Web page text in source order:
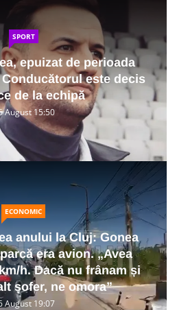
SPORT
epuizat de perioada
Conducătorul este decis
de la echipă
August 15:50
ECONOMIC
anului la Cluj: Gonea
era avion. „Avea
h. Dacă nu frânam și
șofer, ne omora”
August 19:07